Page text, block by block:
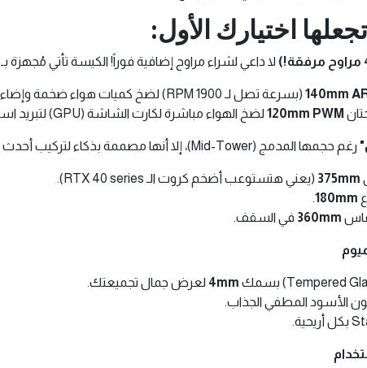
اختيارك الأول:
لا داعي لشراء مراوح إضافية فوراً! الكيسة تأتي مُجهزة بـ 4 مراوح قوية:
140mm (بسرعة تصل لـ 1900 RPM) لضخ كميات هواء ضخمة وإضاءة شكلها خرافي.
120mm PWM لضخ الهواء مباشرة لكارت الشاشة (GPU) لتبريد استثنائي.
رغم حجمها المدمج (Mid-Tower)، إلا أنها مصممة بذكاء لتركيب أحدث وأقوى القطع:
375mm (يعني هتستوعب أضخم كروت الـ RTX 40 series).
180mm
.
360mm في السقف.
4mm لعرض جمال تجميعتك.